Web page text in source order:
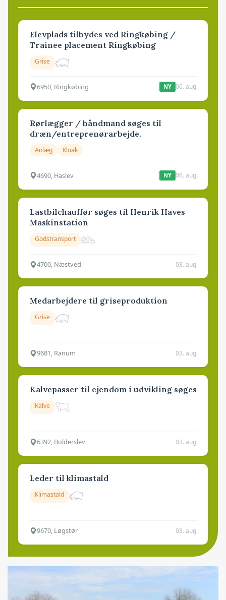
Elevplads tilbydes ved Ringkøbing /
Trainee placement Ringkøbing
Grise
6950, Ringkøbing NY 06. aug.
Rørlægger / håndmand søges til
dræn/entreprenørarbejde.
Anlæg Kloak
4690, Haslev NY 06. aug.
Lastbilchauffør søges til Henrik Haves
Maskinstation
Godstransport
4700, Næstved 03. aug.
Medarbejdere til griseproduktion
Grise
9681, Ranum 03. aug.
Kalvepasser til ejendom i udvikling søges
Kalve
6392, Bolderslev 03. aug.
Leder til klimastald
Klimastald
9670, Løgstør 03. aug.